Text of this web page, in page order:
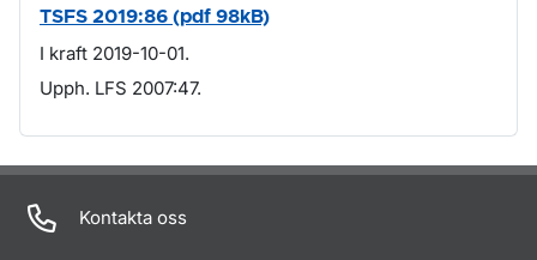
TSFS 2019:86 (pdf 98kB)
I kraft 2019-10-01.
Upph. LFS 2007:47.
Om sidan
Kontakta oss